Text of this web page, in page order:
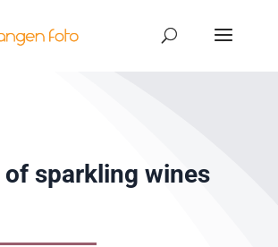
of sparkling wines